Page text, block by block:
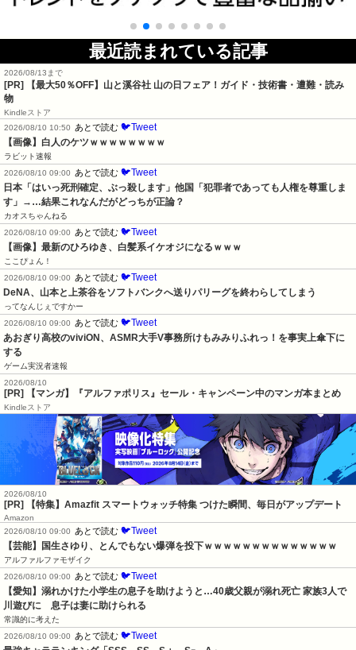
最近読まれている記事
2026/08/13まで
[PR]
【最大50％OFF】山と溪谷社 山の日フェア！ガイド・技術書・遭難・読み
物
Kindleストア
2026/08/10 10:50
あとで読む 🐦Tweet
【画像】白人のケツｗｗｗｗｗｗｗｗ
ラビット速報
2026/08/10 09:00
あとで読む 🐦Tweet
日本「はいっ死刑確定、ぶっ殺します」他国「犯罪者であっても人権を尊重しま
す」→…結果これなんだがどっちが正論？
カオスちゃんねる
2026/08/10 09:00
あとで読む 🐦Tweet
【画像】最新のひろゆき、白髪系イケオジになるｗｗｗ
ここぴょん！
2026/08/10 09:00
あとで読む 🐦Tweet
DeNA、山本と上茶谷をソフトバンクへ送りパリーグを終わらしてしまう
ってなんじぇですかー
2026/08/10 09:00
あとで読む 🐦Tweet
あおぎり高校のviviON、ASMR大手V事務所けもみみりふれっ！を事実上傘下に
する
ゲーム実況者速報
2026/08/10
[PR] 【マンガ】『アルファポリス』セール・キャンペーン中のマンガ本まとめ
Kindleストア
2026/08/10
[PR] 【特集】Amazfit スマートウォッチ特集 つけた瞬間、毎日がアップデート
Amazon
2026/08/10 09:00
あとで読む 🐦Tweet
【芸能】国生さゆり、とんでもない爆弾を投下ｗｗｗｗｗｗｗｗｗｗｗｗｗｗ
アルファルファモザイク
2026/08/10 09:00
あとで読む 🐦Tweet
【愛知】溺れかけた小学生の息子を助けようと…40歳父親が溺れ死亡 家族3人で
川遊びに　息子は妻に助けられる
常識的に考えた
2026/08/10 09:00
あとで読む 🐦Tweet